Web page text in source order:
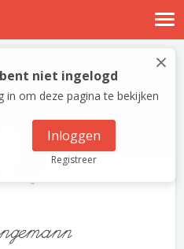
verhalen
in
gratis aan
×
bent niet ingelogd
in om deze pagina te bekijken
Inloggen
Registreer